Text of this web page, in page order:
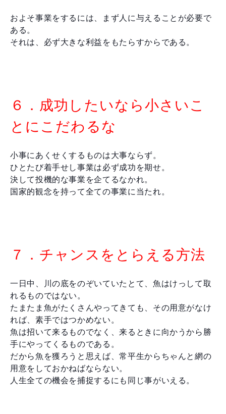
およそ事業をするには、まず人に与えることが必要で
ある。
それは、必ず大きな利益をもたらすからである。
６．成功したいなら小さいこ
とにこだわるな
小事にあくせくするものは大事ならず。
ひとたび着手せし事業は必ず成功を期せ。
決して投機的な事業を企てるなかれ。
国家的観念を持って全ての事業に当たれ。
７．チャンスをとらえる方法
一日中、川の底をのぞいていたとて、魚はけっして取
れるものではない。
たまたま魚がたくさんやってきても、その用意がなけ
れば、素手ではつかめない。
魚は招いて来るものでなく、来るときに向かうから勝
手にやってくるものである。
だから魚を獲ろうと思えば、常平生からちゃんと網の
用意をしておかねばならない。
人生全ての機会を捕捉するにも同じ事がいえる。